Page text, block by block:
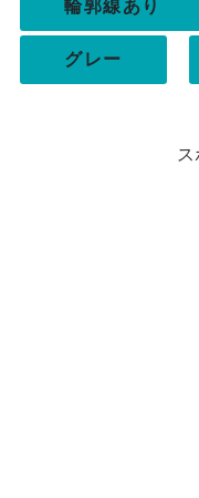
輪郭線あり
グレー